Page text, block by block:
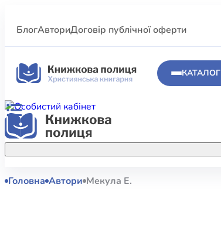
БлогАвториДоговір публічної оферти
КАТАЛОГ
Акційні пропозиції
Головна Автори Мекула Е.